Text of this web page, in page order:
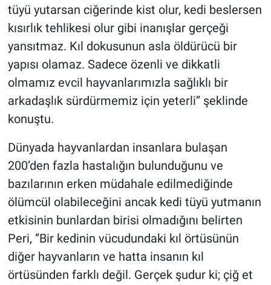
tüyü yutarsan ciğerinde kist olur, kedi beslersen
kısırlık tehlikesi olur gibi inanışlar gerçeği
yansıtmaz. Kıl dokusunun asla öldürücü bir
yapısı olamaz. Sadece özenli ve dikkatli
olmamız evcil hayvanlarımızla sağlıklı bir
arkadaşlık sürdürmemiz için yeterli’’ şeklinde
konuştu.
Dünyada hayvanlardan insanlara bulaşan
200’den fazla hastalığın bulunduğunu ve
bazılarının erken müdahale edilmediğinde
ölümcül olabileceğini ancak kedi tüyü yutmanın
etkisinin bunlardan birisi olmadığını belirten
Peri, ‘’Bir kedinin vücudundaki kıl örtüsünün
diğer hayvanların ve hatta insanın kıl
örtüsünden farklı değil. Gerçek şudur ki; çiğ et